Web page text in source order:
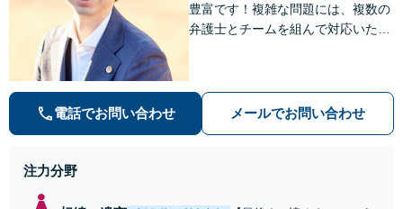
豊富です！複雑な問題には、複数の
弁護士とチームを組んで対応いたし
気軽にご相談ください。
電話でお問い合わせ メールでお問い合わせ
注力分野